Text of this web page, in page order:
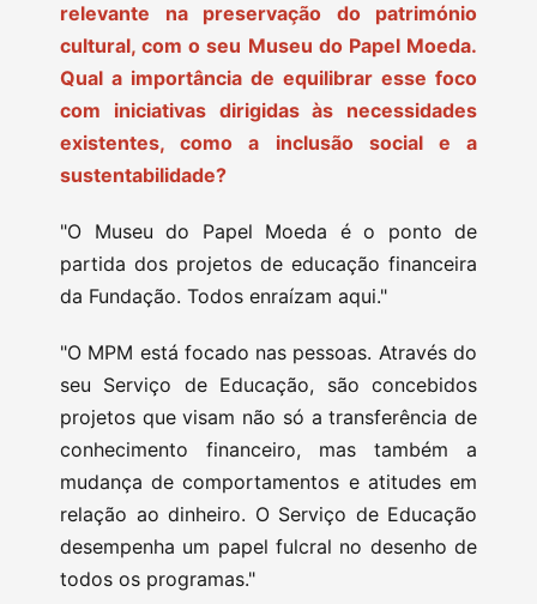
relevante na preservação do património
cultural, com o seu Museu do Papel Moeda.
Qual a importância de equilibrar esse foco
com iniciativas dirigidas às necessidades
existentes, como a inclusão social e a
sustentabilidade?
"O Museu do Papel Moeda é o ponto de
partida dos projetos de educação financeira
da Fundação. Todos enraízam aqui."
"O MPM está focado nas pessoas. Através do
seu Serviço de Educação, são concebidos
projetos que visam não só a transferência de
conhecimento financeiro, mas também a
mudança de comportamentos e atitudes em
relação ao dinheiro. O Serviço de Educação
desempenha um papel fulcral no desenho de
todos os programas."